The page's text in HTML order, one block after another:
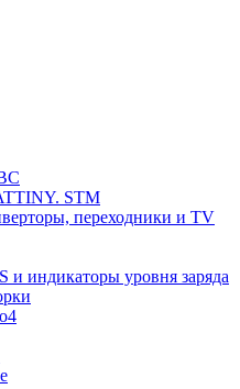
STM
переходники и TV
индикаторы уровня заряда